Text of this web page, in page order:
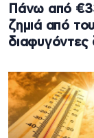
Πάνω από
ζημιά από